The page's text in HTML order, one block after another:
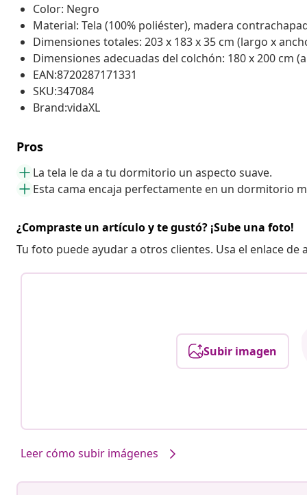
Color: Negro
Material: Tela (100% poliéster), madera
Dimensiones totales: 203 x 183 x 35 cm (largo x
Dimensiones adecuadas del colchón: 180 x 200 cm
EAN:8720287171331
SKU:347084
Brand:vidaXL
Pros
La tela le da a tu dormitorio un aspecto suave.
Esta cama encaja perfectamente en un dormitorio
¿Compraste un artículo y te gustó? ¡Sube una foto!
Tu foto puede ayudar a otros clientes. Usa el enlace de
Subir imagen
Leer cómo subir imágenes